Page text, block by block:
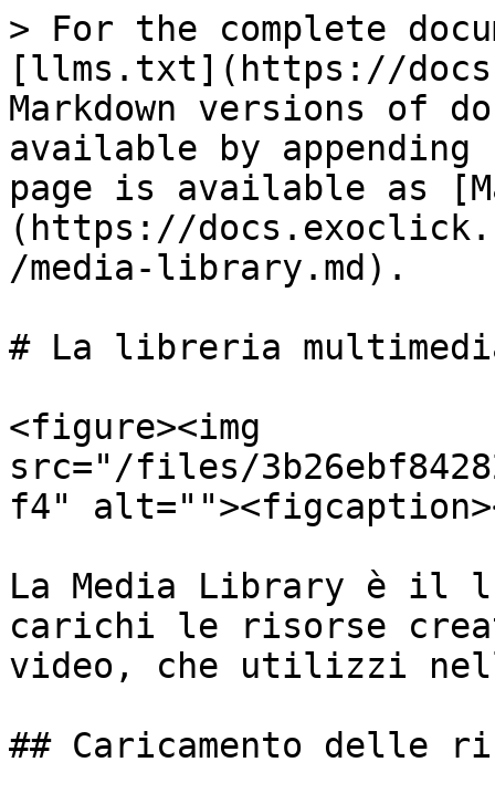
> For the complete
[llms.txt](https://
Markdown versions of
available by
page is available as
(https://
/media-library.md).
# La libreria
<figure><img
src="/files/
f4"
La Media Library è il
carichi le risorse
video, che utilizzi
## Caricamento delle